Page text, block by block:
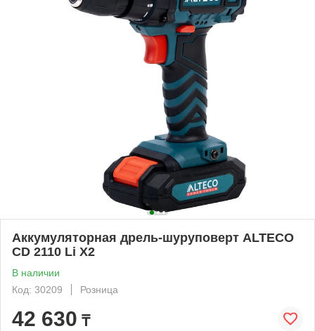
Аккумуляторная дрель-шуруповерт ALTECO
CD 2110 Li X2
В наличии
Код: 30209
Розница
42 630 ₸